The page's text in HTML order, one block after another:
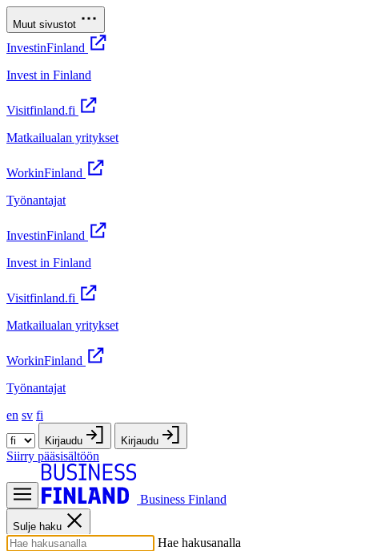
Muut sivustot
InvestinFinland
Invest in Finland
Visitfinland.fi
Matkailualan yritykset
WorkinFinland
Työnantajat
InvestinFinland
Invest in Finland
Visitfinland.fi
Matkailualan yritykset
WorkinFinland
Työnantajat
en sv fi
Kirjaudu Kirjaudu
Siirry pääsisältöön
Business Finland
Sulje haku
Hae hakusanalla